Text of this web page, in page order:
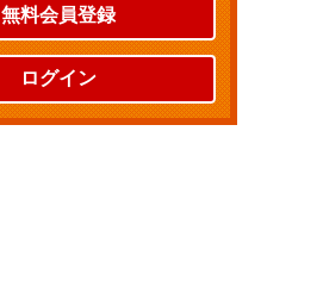
無料会員登録
ログイン